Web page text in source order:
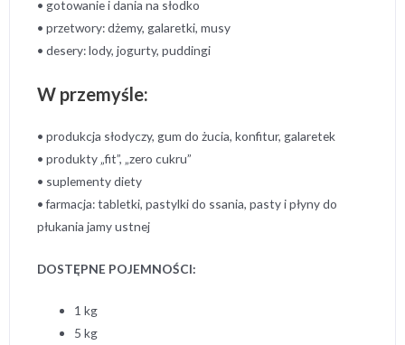
• gotowanie i dania na słodko
• przetwory: dżemy, galaretki, musy
• desery: lody, jogurty, puddingi
W przemyśle:
• produkcja słodyczy, gum do żucia, konfitur, galaretek
• produkty „fit”, „zero cukru”
• suplementy diety
• farmacja: tabletki, pastylki do ssania, pasty i płyny do
płukania jamy ustnej
DOSTĘPNE POJEMNOŚCI:
1 kg
5 kg